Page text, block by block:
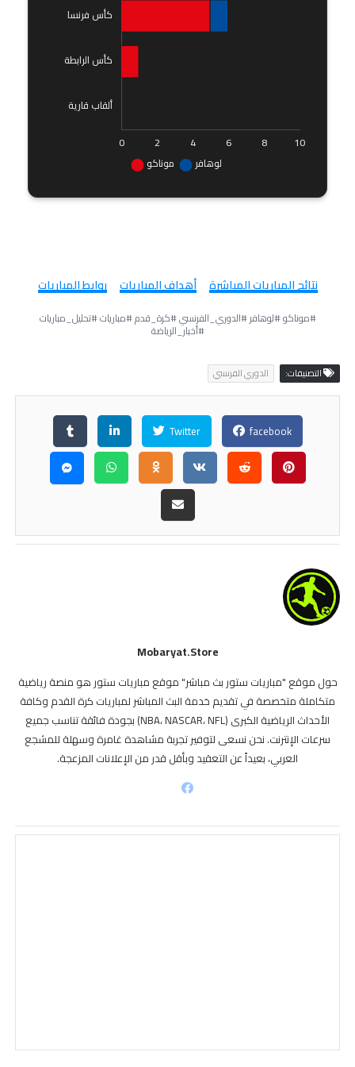
نتائج المباريات المباشرة أهداف المباريات روابط المباريات
#موناكو #لوهافر #الدوري_الفرنسي #كرة_قدم #مباريات #تحليل_مباريات
#أخبار_الرياضة
التصنيفات: الدوري الفرنسي
facebook
Twitter
Mobaryat.store
حول موقع "مباريات ستور بث مباشر" موقع مباريات ستور هو منصة رياضية
متكاملة متخصصة في تقديم خدمة البث المباشر لمباريات كرة القدم وكافة
الأحداث الرياضية الكبرى (NBA، NASCAR، NFL) بجودة فائقة تناسب جميع
سرعات الإنترنت. نحن نسعى لتوفير تجربة مشاهدة غامرة وسهلة للمشجع
العربي، بعيداً عن التعقيد وبأقل قدر من الإعلانات المزعجة.